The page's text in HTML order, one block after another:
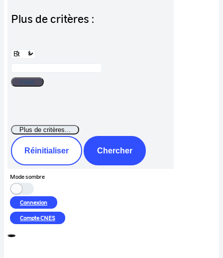
Plus de critères :
Réinitialiser Chercher
Mode sombre
Connexion
CompteCNES